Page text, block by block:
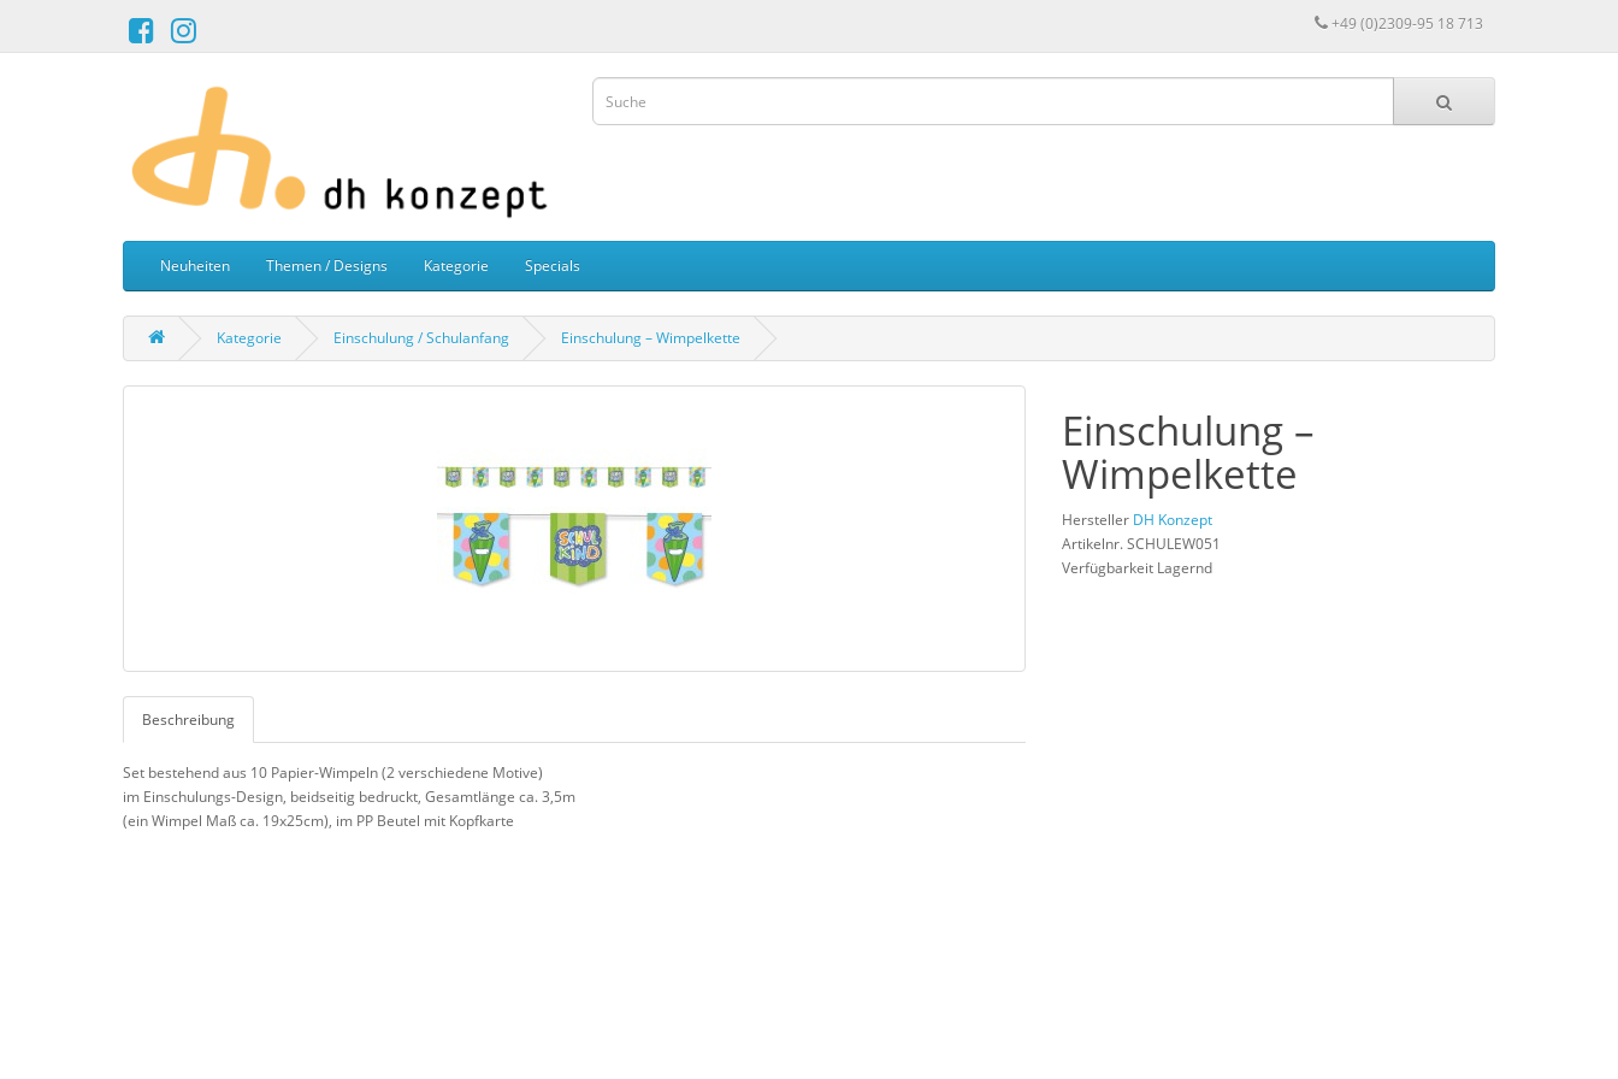
+49 (0)2309-95 18 713
Neuheiten Themen / Designs Kategorie Specials
Kategorie Einschulung / Schulanfang Einschulung – Wimpelkette
Beschreibung
Set bestehend aus 10 Papier-Wimpeln (2 verschiedene Motive)
im Einschulungs-Design, beidseitig bedruckt, Gesamtlänge ca. 3,5m
(ein Wimpel Maß ca. 19x25cm), im PP Beutel mit Kopfkarte
Einschulung –
Wimpelkette
Hersteller DH Konzept
Artikelnr. SCHULEW051
Verfügbarkeit Lagernd